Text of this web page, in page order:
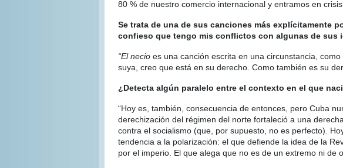
80 % de nuestro comercio internacional y entramos en
Se trata de una de sus canciones más explícitamente
confieso que tengo mis conflictos con algunas de sus
“El necio es una canción escrita en una circunstancia,
suya, creo que está en su derecho. Como también es su
¿Detecta algún paralelo entre el contexto en el que
“Hoy es, también, consecuencia de entonces, pero Cuba
derechización del régimen del norte fortaleció a una
contra el socialismo (que, por supuesto, no es perfecto).
tendencia a la polarización: el que defiende la idea de la
por el imperio. El que alega que no es de un extremo ni de